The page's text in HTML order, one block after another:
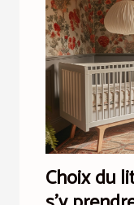
Choix du